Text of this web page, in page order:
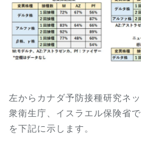
左からカナダ予防接種研究ネ
衆衛生庁、イスラエル保険省
を下記に示します。